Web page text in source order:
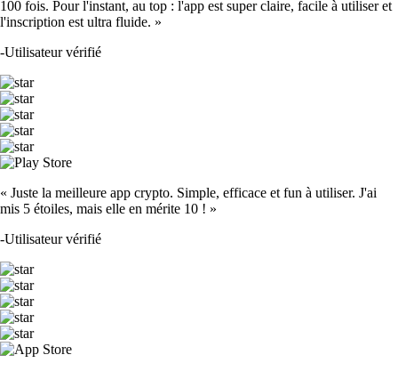
100 fois. Pour l'instant, au top : l'app est super claire, facile à utiliser et
l'inscription est ultra fluide. »
-Utilisateur vérifié
« Juste la meilleure app crypto. Simple, efficace et fun à utiliser. J'ai
mis 5 étoiles, mais elle en mérite 10 ! »
-Utilisateur vérifié